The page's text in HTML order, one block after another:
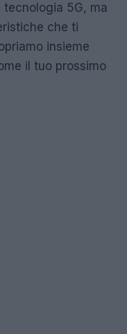
5G, ma
che ti
insieme
il tuo prossimo